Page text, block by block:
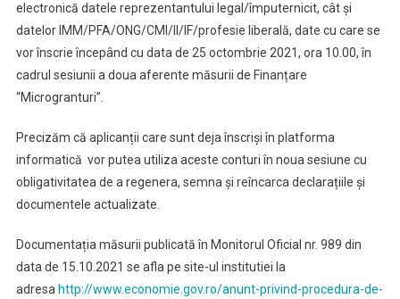
electronică datele reprezentantului legal/împuternicit, cât și
datelor IMM/PFA/ONG/CMI/II/IF/profesie liberală, date cu care se
vor înscrie începând cu data de 25 octombrie 2021, ora 10.00, în
cadrul sesiunii a doua aferente măsurii de Finanțare
“Microgranturi”.
Precizăm că aplicanții care sunt deja înscriși în platforma
informatică vor putea utiliza aceste conturi în noua sesiune cu
obligativitatea de a regenera, semna și reîncarca declarațiile și
documentele actualizate.
Documentația măsurii publicată în Monitorul Oficial nr. 989 din
data de 15.10.2021 se afla pe site-ul institutiei la
adresa http://www.economie.gov.ro/anunt-privind-procedura-de-